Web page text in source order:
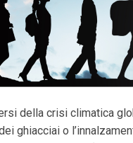
della crisi climatica
ghiacciai o